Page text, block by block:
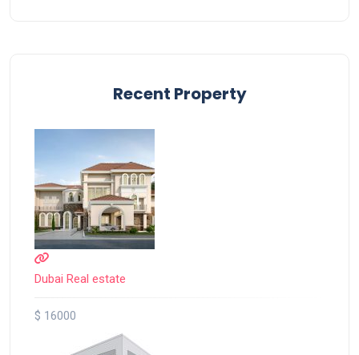
Recent Property
Dubai Real estate
$ 16000